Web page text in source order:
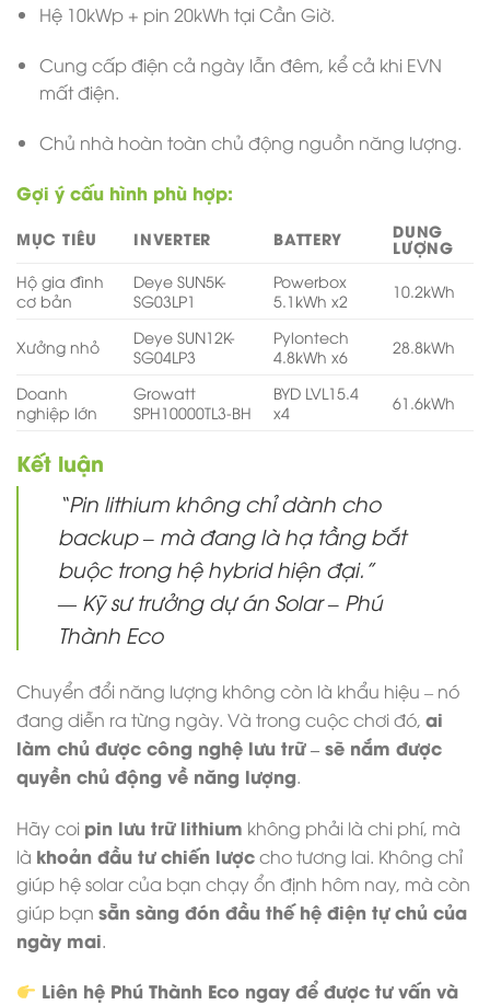
Hệ 10kWp + pin 20kWh tại Cần Giờ.
Cung cấp điện cả ngày lẫn đêm, kể cả khi EVN
mất điện.
Chủ nhà hoàn toàn chủ động nguồn năng lượng.
Gợi ý cấu hình phù hợp:
MỤC TIÊU INVERTER BATTERY DUNG
LƯỢNG
Hộ gia đình
cơ bản
Deye SUN5K-
SG03LP1
Powerbox
5.1kWh x2
10.2kWh
Xưởng nhỏ
Deye SUN12K-
SG04LP3
Pylontech
4.8kWh x6
28.8kWh
Doanh
nghiệp lớn
Growatt
SPH10000TL3-BH
BYD LVL15.4
x4
61.6kWh
Kết luận
“Pin lithium không chỉ dành cho
backup – mà đang là hạ tầng bắt
buộc trong hệ hybrid hiện đại.”
— Kỹ sư trưởng dự án Solar – Phú
Thành Eco
Chuyển đổi năng lượng không còn là khẩu hiệu – nó
đang diễn ra từng ngày. Và trong cuộc chơi đó, ai
làm chủ được công nghệ lưu trữ – sẽ nắm được
quyền chủ động về năng lượng.
Hãy coi pin lưu trữ lithium không phải là chi phí, mà
là khoản đầu tư chiến lượccho tương lai. Không chỉ
giúp hệ solar của bạn chạy ổn định hôm nay, mà còn
giúp bạn sẵn sàng đón đầu thế hệ điện tự chủ của
ngày mai.
Liên hệ Phú Thành Eco ngay để được tư vấn và